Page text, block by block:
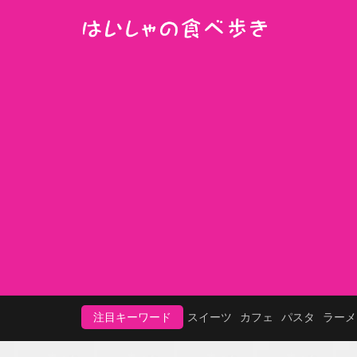
注目キーワード スイーツ カフェ パスタ ラー